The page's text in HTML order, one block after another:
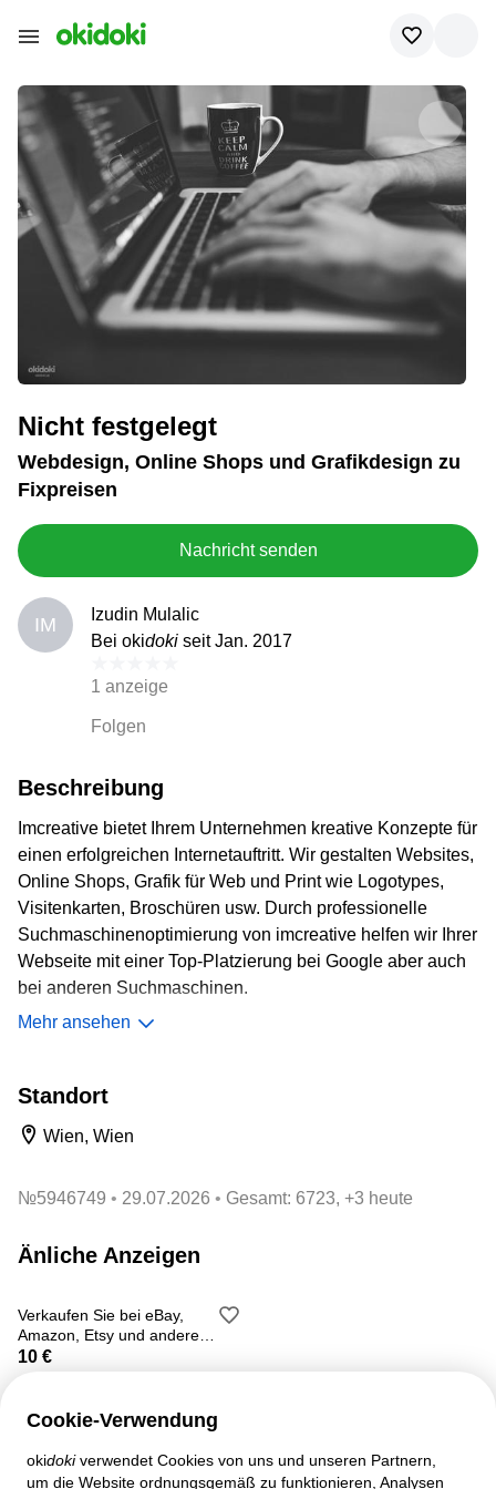
Nicht festgelegt
Webdesign, Online Shops und Grafikdesign zu
Fixpreisen
Nachricht senden
IM
Izudin Mulalic
Bei okidoki seit Jan. 2017
1 anzeige
Folgen
Beschreibung
Imcreative bietet Ihrem Unternehmen kreative Konzepte für
einen erfolgreichen Internetauftritt. Wir gestalten Websites,
Online Shops, Grafik für Web und Print wie Logotypes,
Visitenkarten, Broschüren usw. Durch professionelle
Suchmaschinenoptimierung von imcreative helfen wir Ihrer
Webseite mit einer Top-Platzierung bei Google aber auch
bei anderen Suchmaschinen.
Kontaktieren Sie uns für ein unverbindliches Angebot.
Spezialist,Homepage Wartung & Betreuung, Logodesign,
SEO
Mehr ansehen
Standort
Wien, Wien
№5946749 29.07.2026 Gesamt: 6723, +3 heute
Änliche Anzeigen
Verkaufen Sie bei eBay,
Amazon, Etsy und anderen
Marketplace
10 €
Cookie-Verwendung
okidokiverwendet Cookies von uns und unseren Partnern,
um die Website ordnungsgemäß zu funktionieren, Analysen
Kundenbetreuung